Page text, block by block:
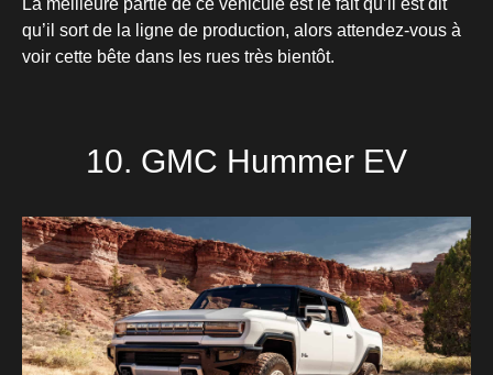
La meilleure partie de ce véhicule est le fait qu’il est dit
qu’il sort de la ligne de production, alors attendez-vous à
voir cette bête dans les rues très bientôt.
10. GMC Hummer EV